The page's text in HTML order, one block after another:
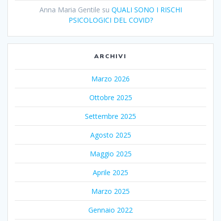
Anna Maria Gentile su QUALI SONO I RISCHI
PSICOLOGICI DEL COVID?
ARCHIVI
Marzo 2026
Ottobre 2025
Settembre 2025
Agosto 2025
Maggio 2025
Aprile 2025
Marzo 2025
Gennaio 2022